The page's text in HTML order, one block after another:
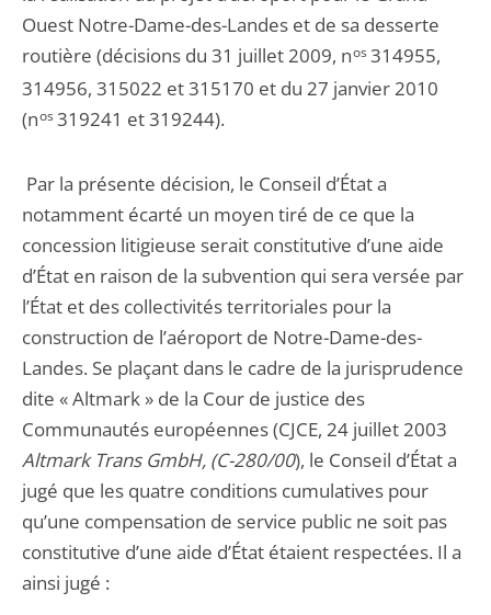
Ouest Notre-Dame-des-Landes et de sa desserte
routière (décisions du 31 juillet 2009, nos 314955,
314956, 315022 et 315170 et du 27 janvier 2010
(nos 319241 et 319244).
Par la présente décision, le Conseil d’État a
notamment écarté un moyen tiré de ce que la
concession litigieuse serait constitutive d’une aide
d’État en raison de la subvention qui sera versée par
l’État et des collectivités territoriales pour la
construction de l’aéroport de Notre-Dame-des-
Landes. Se plaçant dans le cadre de la jurisprudence
dite « Altmark » de la Cour de justice des
Communautés européennes (CJCE, 24 juillet 2003
Altmark Trans GmbH, (C-280/00), le Conseil d’État a
jugé que les quatre conditions cumulatives pour
qu’une compensation de service public ne soit pas
constitutive d’une aide d’État étaient respectées. Il a
ainsi jugé :